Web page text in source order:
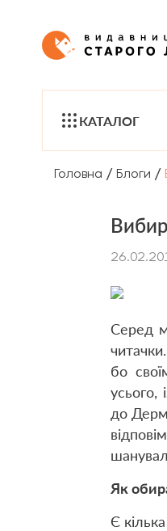
КАТАЛОГ
Головна / Блоги /
Серед
бо
усього,
до
Як
Є